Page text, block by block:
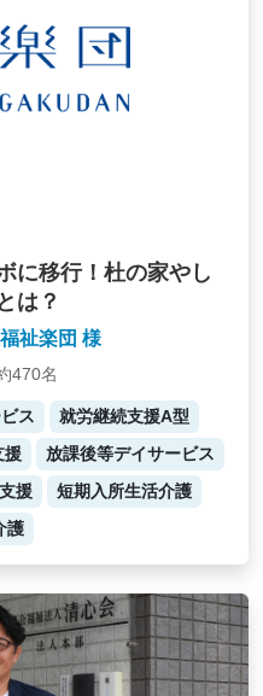
に移行！杜の家やし
は？
祉楽団 様
470名
ス
就労継続支援A型
援
放課後等デイサービス
援
短期入所生活介護
護